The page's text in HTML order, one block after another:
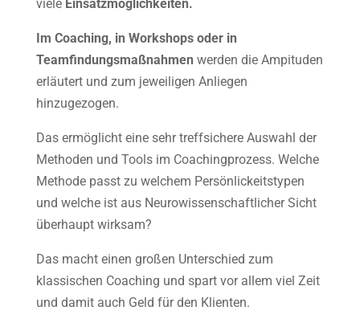
viele Einsatzmöglichkeiten.
Im Coaching, in Workshops oder in
Teamfindungsmaßnahmen werden die Ampituden
erläutert und zum jeweiligen Anliegen
hinzugezogen.
Das ermöglicht eine sehr treffsichere Auswahl der
Methoden und Tools im Coachingprozess. Welche
Methode passt zu welchem Persönlickeitstypen
und welche ist aus Neurowissenschaftlicher Sicht
überhaupt wirksam?
Das macht einen großen Unterschied zum
klassischen Coaching und spart vor allem viel Zeit
und damit auch Geld für den Klienten.